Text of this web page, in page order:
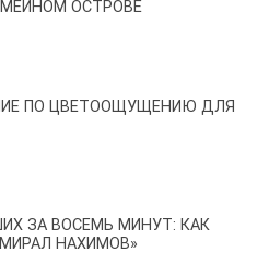
ОСТРОВЕ
ПО ЦВЕТООЩУЩЕНИЮ ДЛЯ
ЗА ВОСЕМЬ МИНУТ: КАК
НАХИМОВ»